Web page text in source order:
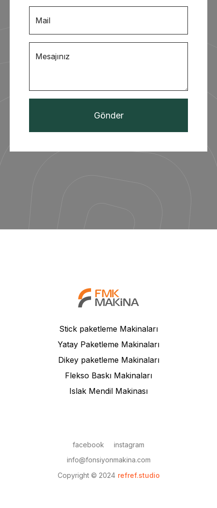
Mail
Mesajınız
Gönder
Stick paketleme Makinaları
Yatay Paketleme Makinaları
Dikey paketleme Makinaları
Flekso Baskı Makinaları
Islak Mendil Makinası
facebook
instagram
info@fonsiyonmakina.com
Copyright © 2024 refref.studio